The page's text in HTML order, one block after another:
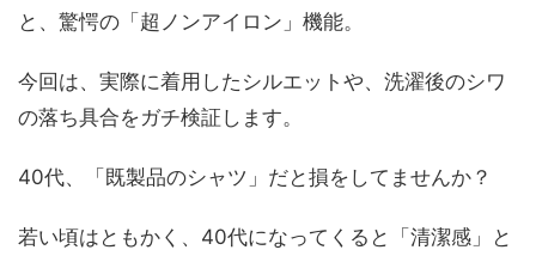
と、驚愕の「超ノンアイロン」機能。
今回は、実際に着用したシルエットや、洗濯後のシワ
の落ち具合をガチ検証します。
40代、「既製品のシャツ」だと損をしてませんか？
若い頃はともかく、40代になってくると「清潔感」と